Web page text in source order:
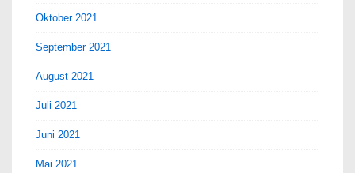
Oktober 2021
September 2021
August 2021
Juli 2021
Juni 2021
Mai 2021